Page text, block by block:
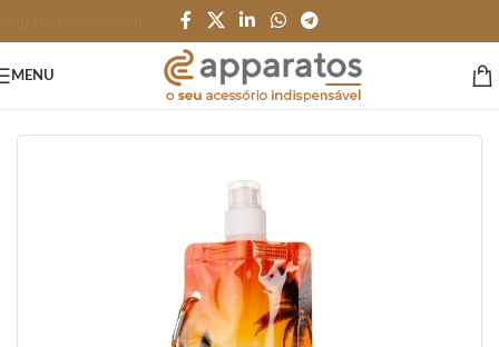
MENU
GARRAFAS e SQUEEZES/Garrafas/Plástico